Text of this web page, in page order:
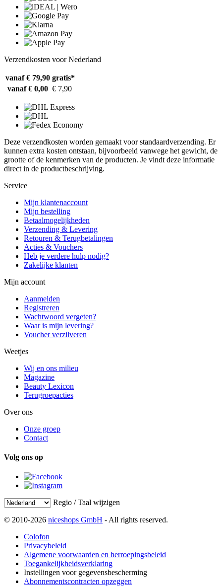
Verzendkosten voor Nederland
vanaf € 79,90 gratis*
vanaf € 0,00 € 7,90
Deze verzendkosten worden gemaakt voor standaardverzending. Er
kunnen extra kosten ontstaan, bijvoorbeeld vanwege het gewicht, de
grootte of de kenmerken van de producten. Je vindt deze informatie
direct in de productbeschrijving.
Service
Mijn klantenaccount
Mijn bestelling
Betaalmogelijkheden
Verzending & Levering
Retouren & Terugbetalingen
Acties & Vouchers
Heb je verdere hulp nodig?
Zakelijke klanten
Mijn account
Aanmelden
Registreren
Wachtwoord vergeten?
Waar is mijn levering?
Voucher verzilveren
Weetjes
Wij en ons milieu
Magazine
Beauty Lexicon
Terugroepacties
Over ons
Onze groep
Contact
Volg ons op
Regio / Taal wijzigen
© 2010-2026 niceshops GmbH - All rights reserved.
Colofon
Privacybeleid
Algemene voorwaarden en herroepingsbeleid
Toegankelijkheidsverklaring
Instellingen voor gegevensbescherming
Abonnementscontracten opzeggen